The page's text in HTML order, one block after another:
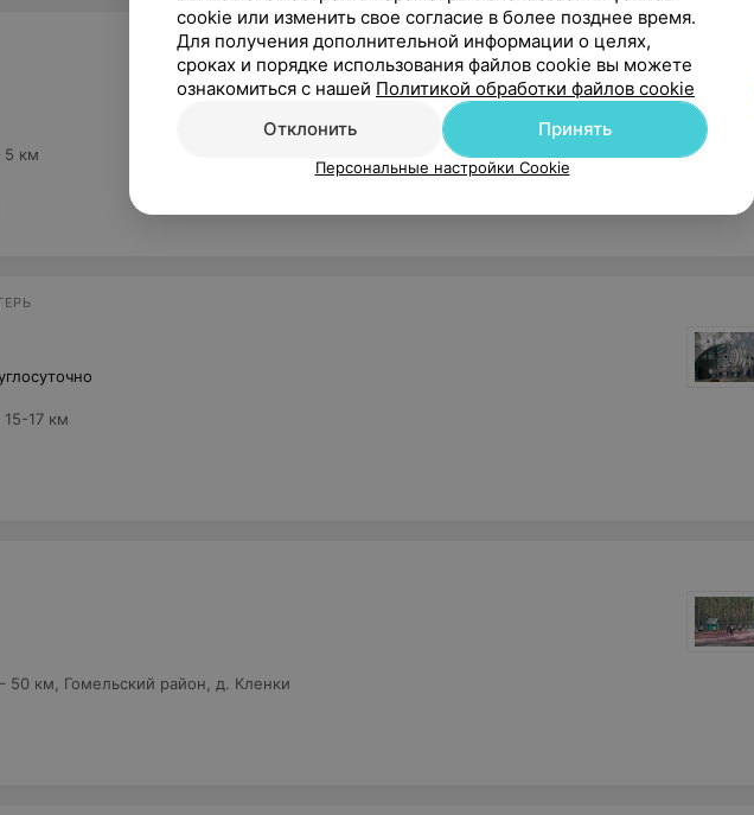
5 км
17 км
50 км, Гомельский район, д. Кленки
cookie или изменить свое согласие в более позднее время.
Для получения дополнительной информации о целях,
сроках и порядке использования файлов cookie вы можете
ознакомиться с нашей Политикой обработки файлов cookie
Отклонить
Принять
Персональные настройки Cookie